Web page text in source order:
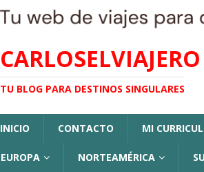
CARLOSELVIAJERO
TU BLOG PARA DESTINOS SINGULARES
INICIO CONTACTO MI
EUROPA NORTEAMÉRICA